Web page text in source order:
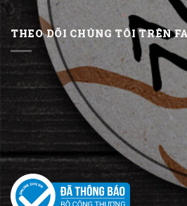
THEO DÕI CHÚNG TÔI TRÊN